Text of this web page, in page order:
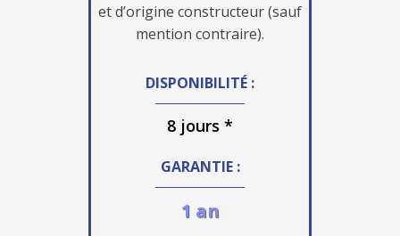
et d’origine constructeur (sauf
mention contraire).
DISPONIBILITÉ :
8 jours *
GARANTIE :
1 an